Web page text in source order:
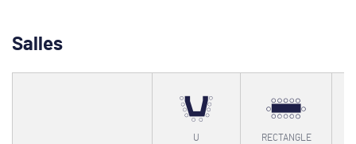
Salles
U RECTANGLE